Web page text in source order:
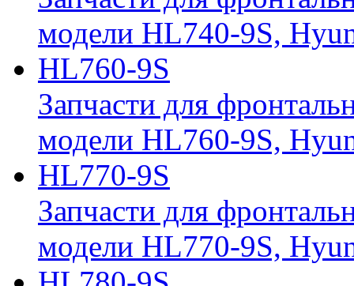
модели HL740-9S,
HL760-9S
Запчасти для
модели HL760-9S,
HL770-9S
Запчасти для
модели HL770-9S,